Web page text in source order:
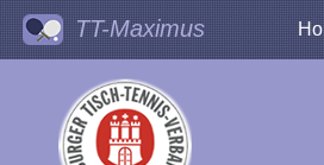
TT-Maximus